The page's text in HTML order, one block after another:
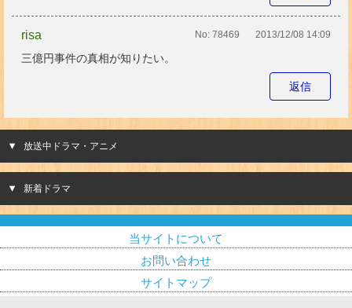
risa No: 78469 2013/12/08 14:09
三億円事件の真相が知りたい。
返信
放送中ドラマ・アニメ
新着ドラマ
当サイトについて
お問い合わせ
サイトマップ